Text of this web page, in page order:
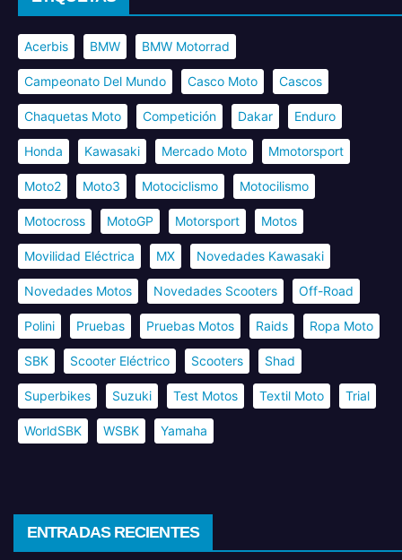
Acerbis BMW BMW Motorrad
Campeonato Del Mundo Casco Moto Cascos
Chaquetas Moto Competición Dakar Enduro
Honda Kawasaki Mercado Moto Mmotorsport
Moto2 Moto3 Motociclismo Motocilismo
Motocross MotoGP Motorsport Motos
Movilidad Eléctrica MX Novedades Kawasaki
Novedades Motos Novedades Scooters Off-Road
Polini Pruebas Pruebas Motos Raids Ropa Moto
SBK Scooter Eléctrico Scooters Shad
Superbikes Suzuki Test Motos Textil Moto Trial
WorldSBK WSBK Yamaha
ENTRADAS RECIENTES